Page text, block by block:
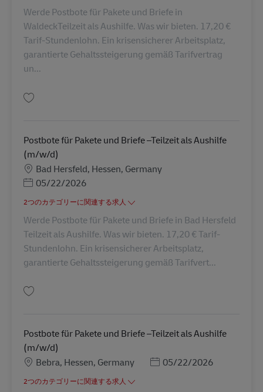
Werde Postbote für Pakete und Briefe in
WaldeckTeilzeit als Aushilfe. Was wir bieten. 17,20 €
Tarif-Stundenlohn. Ein krisensicherer Arbeitsplatz,
garantierte Gehaltssteigerung gemäß Tarifvertrag
un...
Postbote für Pakete und Briefe –Teilzeit als Aushilfe
(m/w/d)
勤務地
Bad Hersfeld, Hessen, Germany
Posted Date
05/22/2026
2つのカテゴリーに関連する求人
Werde Postbote für Pakete und Briefe in Bad Hersfeld
Teilzeit als Aushilfe. Was wir bieten. 17,20 € Tarif-
Stundenlohn. Ein krisensicherer Arbeitsplatz,
garantierte Gehaltssteigerung gemäß Tarifvert...
Postbote für Pakete und Briefe –Teilzeit als Aushilfe
(m/w/d)
勤務地
Bebra, Hessen, Germany Posted Date
05/22/2026
2つのカテゴリーに関連する求人